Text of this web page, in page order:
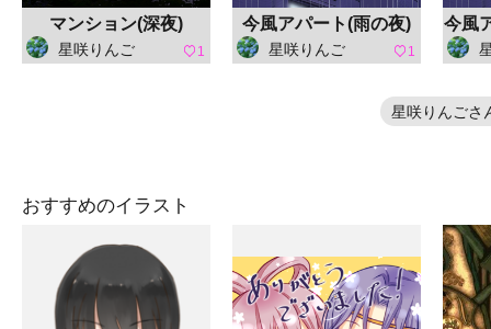
マンション(深夜)
星咲りんご 1
今風アパート(雨の夜)
星咲りんご 1
今風
星咲りんごさ
おすすめのイラスト